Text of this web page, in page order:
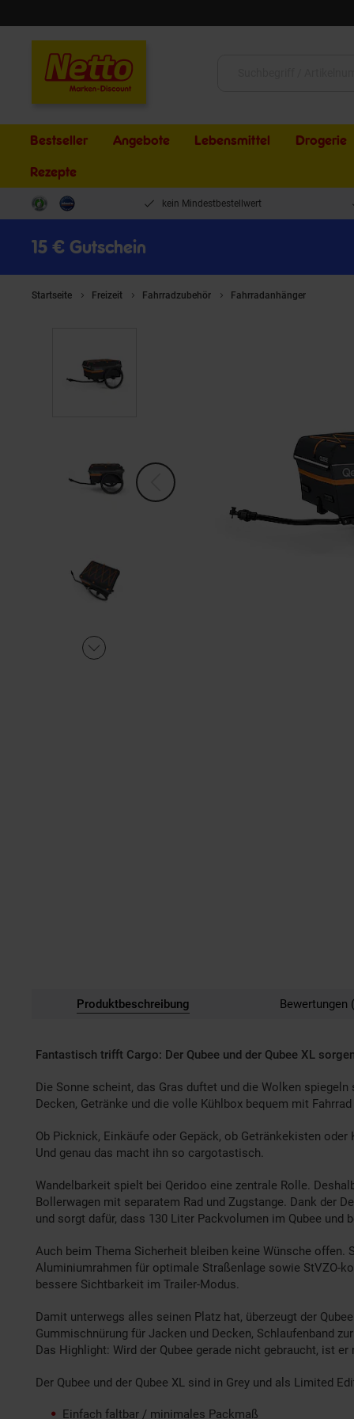
Bestseller Angebote Lebensmittel Drogerie
Rezepte
kein Mindestbestellwert
15 € Gutschein
Startseite Freizeit Fahrradzubehör Fahrradanhänger
Produktbeschreibung Bewertungen
Fantastisch trifft Cargo: Der Qubee und der Qubee XL
Die Sonne scheint, das Gras duftet und die Wolken
Decken, Getränke und die volle Kühlbox bequem mit
Ob Picknick, Einkäufe oder Gepäck, ob Getränkekisten
Und genau das macht ihn so cargotastisch.
Wandelbarkeit spielt bei Qeridoo eine zentrale Rolle.
Bollerwagen mit separatem Rad und Zugstange. Dank der
und sorgt dafür, dass 130 Liter Packvolumen im Qubee
Auch beim Thema Sicherheit bleiben keine Wünsche offen.
Aluminiumrahmen für optimale Straßenlage sowie StVZO-
bessere Sichtbarkeit im Trailer-Modus.
Damit unterwegs alles seinen Platz hat, überzeugt der
Gummischnürung für Jacken und Decken, Schlaufenband
Das Highlight: Wird der Qubee gerade nicht gebraucht, ist
Der Qubee und der Qubee XL sind in Grey und als Limited
Einfach faltbar / minimales Packmaß